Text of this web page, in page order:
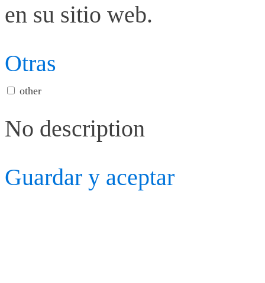
en su sitio web.
Otras
other
No description
Guardar y aceptar